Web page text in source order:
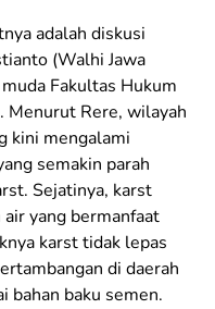
adalah diskusi
(Walhi Jawa
Fakultas Hukum
Menurut Rere, wilayah
kini mengalami
semakin parah
Sejatinya, karst
yang bermanfaat
karst tidak lepas
di daerah
bahan baku semen.